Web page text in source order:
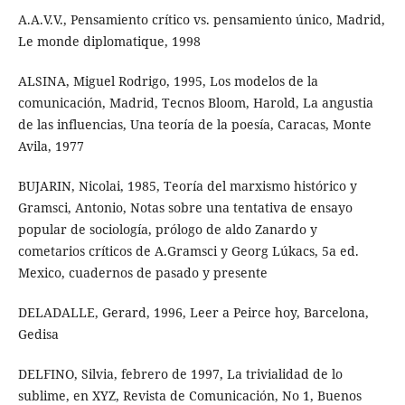
A.A.V.V., Pensamiento crítico vs. pensamiento único, Madrid,
Le monde diplomatique, 1998
ALSINA, Miguel Rodrigo, 1995, Los modelos de la
comunicación, Madrid, Tecnos Bloom, Harold, La angustia
de las influencias, Una teoría de la poesía, Caracas, Monte
Avila, 1977
BUJARIN, Nicolai, 1985, Teoría del marxismo histórico y
Gramsci, Antonio, Notas sobre una tentativa de ensayo
popular de sociología, prólogo de aldo Zanardo y
cometarios críticos de A.Gramsci y Georg Lúkacs, 5a ed.
Mexico, cuadernos de pasado y presente
DELADALLE, Gerard, 1996, Leer a Peirce hoy, Barcelona,
Gedisa
DELFINO, Silvia, febrero de 1997, La trivialidad de lo
sublime, en XYZ, Revista de Comunicación, No 1, Buenos